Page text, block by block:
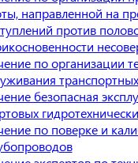
направленной на
против
по организации
безопасная
по поверке и